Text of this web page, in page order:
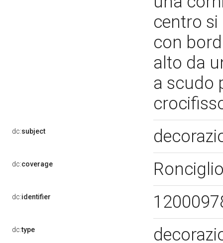
centro
con
alto da
a scudo
dc:subject
dc:coverage
dc:identifier
dc:type